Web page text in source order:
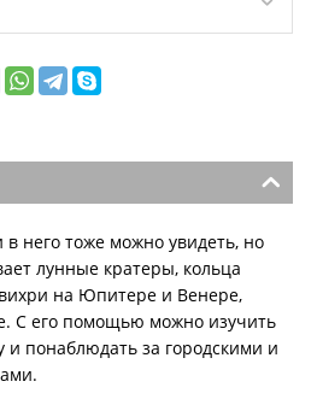
в него тоже можно увидеть, но
лунные кратеры, кольца
на Юпитере и Венере,
С его помощью можно изучить
понаблюдать за городскими и